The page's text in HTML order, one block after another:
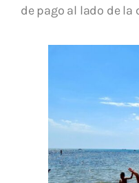
de pago al lado de la